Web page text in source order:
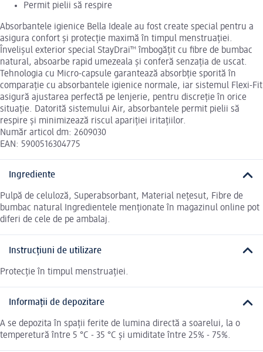
Permit pielii să respire
Absorbantele igienice Bella Ideale au fost create special pentru a
asigura confort şi protecţie maximă în timpul menstruaţiei.
Învelişul exterior special StayDrai™ îmbogăţit cu fibre de bumbac
natural, absoarbe rapid umezeala şi conferă senzaţia de uscat.
Tehnologia cu Micro-capsule garantează absorbţie sporită în
comparaţie cu absorbantele igienice normale, iar sistemul Flexi-Fit
asigură ajustarea perfectă pe lenjerie, pentru discreţie în orice
situaţie. Datorită sistemului Air, absorbantele permit pielii să
respire şi minimizează riscul apariţiei iritaţiilor.
Număr articol dm: 2609030
EAN: 5900516304775
Ingrediente
Pulpă de celuloză, Superabsorbant, Material neţesut, Fibre de
bumbac natural Ingredientele menționate în magazinul online pot
diferi de cele de pe ambalaj.
Instrucțiuni de utilizare
Protecţie în timpul menstruaţiei.
Informații de depozitare
A se depozita în spaţii ferite de lumina directă a soarelui, la o
temperetură între 5 °C - 35 °C şi umiditate între 25% - 75%.